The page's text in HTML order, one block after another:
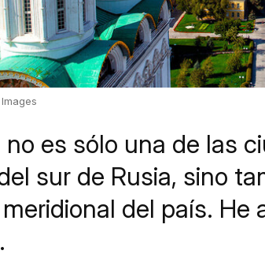
es sólo una de las
sur de Rusia, sino
del país.